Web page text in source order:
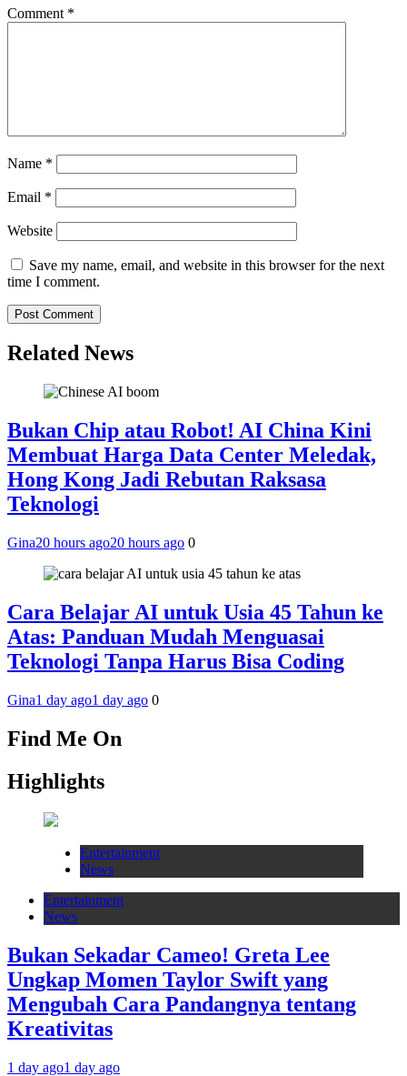
Comment *
Name *
Email *
Website
Save my name, email, and website in this browser for the next
time I comment.
Related News
Bukan Chip atau Robot! AI China Kini
Membuat Harga Data Center Meledak,
Hong Kong Jadi Rebutan Raksasa
Teknologi
Gina20 hours ago20 hours ago 0
Cara Belajar AI untuk Usia 45 Tahun ke
Atas: Panduan Mudah Menguasai
Teknologi Tanpa Harus Bisa Coding
Gina1 day ago1 day ago 0
Find Me On
Highlights
Entertainment
News
Entertainment
News
Bukan Sekadar Cameo! Greta Lee
Ungkap Momen Taylor Swift yang
Mengubah Cara Pandangnya tentang
Kreativitas
1 day ago1 day ago